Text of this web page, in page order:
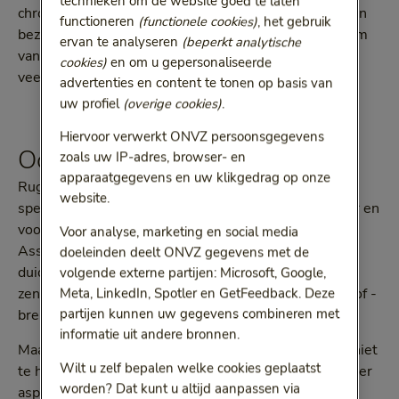
chronische pijn en ongeveer anderhalf miljoen mensen
bezoeken jaarlijks de fysiotherapeut of chiropractor om
van de klachten af te komen. Rugklachten zijn dus
veelvoorkomend.
Oorzaken rugpijn
Rugklachten zijn onder te verdelen in aspecifieke en
specifieke klachten, vertelt Gitte Tønner, chiropractor en
voorzitter van de Nederlandse Chiropractoren
Associatie. ‘Bij specifieke rugklachten is er een
duidelijke, aanwijsbare oorzaak. Voorbeelden zijn een
zenuwbeknelling, rughernia, scoliose, een rugtumor of -
breuk.
Maar bij 80 tot 90 procent van de gevallen is de pijn niet
te herleiden naar één oorzaak. Dan hebben we het over
aspecifieke klachten. Hierbij zijn meerdere structuren
functioneren (functionele cookies), het gebruik
ervan te analyseren (beperkt analytische
cookies)en om u gepersonaliseerde
advertenties en content te tonen op basis van
uw profiel (overige cookies).
Hiervoor verwerkt ONVZ persoonsgegevens
zoals uw IP-adres, browser- en
apparaatgegevens en uw klikgedrag op onze
website.
Voor analyse, marketing en social media
doeleinden deelt ONVZ gegevens met de
volgende externe partijen: Microsoft, Google,
Meta, LinkedIn, Spotler en GetFeedback. Deze
partijen kunnen uw gegevens combineren met
informatie uit andere bronnen.
Wilt u zelf bepalen welke cookies geplaatst
worden? Dat kunt u altijd aanpassen via